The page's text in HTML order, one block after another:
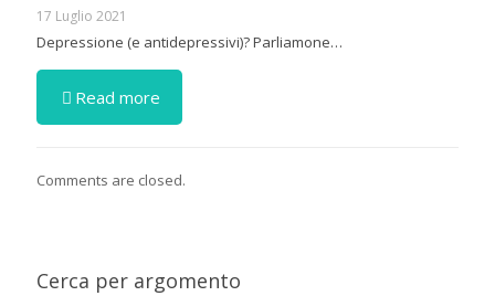
17 Luglio 2021
Depressione (e antidepressivi)? Parliamone…
Read more
Comments are closed.
Cerca per argomento